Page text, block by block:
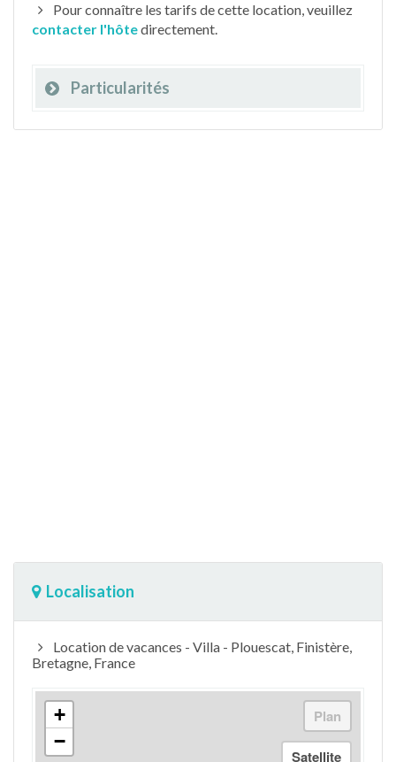
Pour connaître les tarifs de cette location, veuillez
contacter l'hôtedirectement.
Particularités
Localisation
Location de vacances - Villa - Plouescat, Finistère,
Bretagne, France
+
−